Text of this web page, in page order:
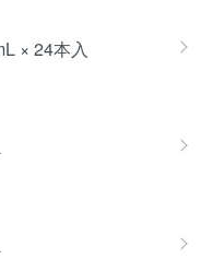
× 24本入